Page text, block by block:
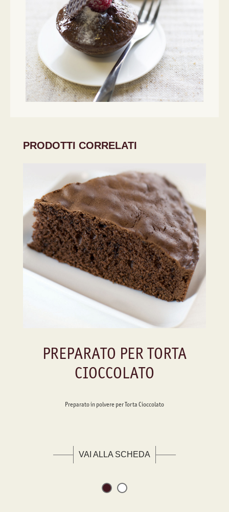
PRODOTTI CORRELATI
PREPARATO PER TORTA
CIOCCOLATO
Preparato in polvere per Torta Cioccolato
VAI ALLA SCHEDA